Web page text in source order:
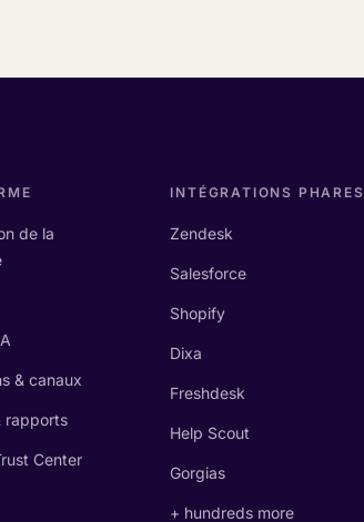
de la
& canaux
rapports
Center
INTÉGRATIONS PHARES
Zendesk
Salesforce
Shopify
Dixa
Freshdesk
Help Scout
Gorgias
+ hundreds more